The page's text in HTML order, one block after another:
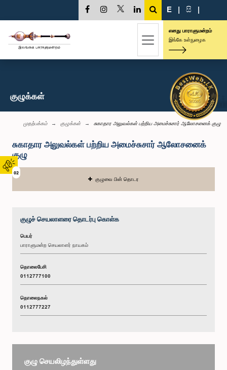
02
E | සි |
எனது பாராளுமன்றம்
இங்கே உள்நுழைக
குழுக்கள்
முதற்பக்கம் குழுக்கள் சுகாதார அலுவல்கள் பற்றிய அமைச்சுசார் ஆலோசனைக் குழு
சுகாதார அலுவல்கள் பற்றிய அமைச்சுசார் ஆலோசனைக்
குழு
குழுவை பின் தொடர
குழுச் செயலாளரை தொடர்பு கொள்க
பெயர்
பாராளுமன்ற செயலாளர் நாயகம்
தொலைபேசி
0112777100
தொலைநகல்
0112777227
குழு செயலிழந்துள்ளது